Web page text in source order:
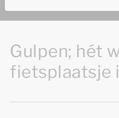
Gulpen; hét
fietsplaatsje